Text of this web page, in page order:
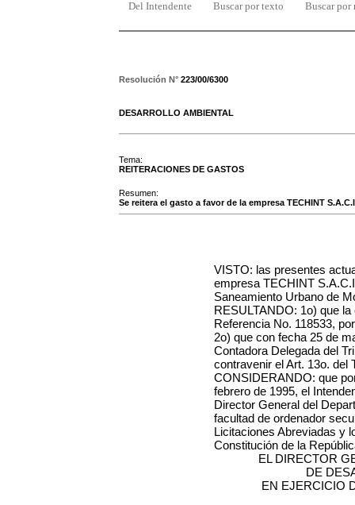
Del Intendente Buscar por texto Buscar por
Resolución N° 223/00/6300
DESARROLLO AMBIENTAL
Tema:
REITERACIONES DE GASTOS
Resumen:
Se reitera el gasto a favor de la empresa TECHINT
VISTO: las presentes
empresa TECHINT
Saneamiento Urbano de
RESULTANDO: 1o) que
Referencia No. 118533,
2o) que con fecha 25 de
Contadora Delegada del
contravenir el Art. 13o. del
CONSIDERANDO: que
febrero de 1995, el
Director General del
facultad de ordenador
Licitaciones Abreviadas y
Constitución de la
EL DIRECTOR
DE
EN EJERCICIO